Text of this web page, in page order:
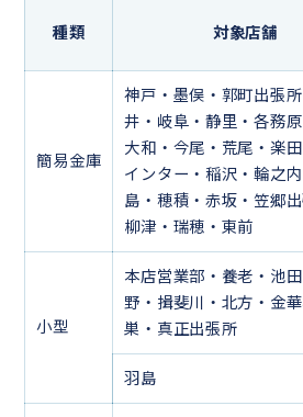
種類 対象店舗
簡易金庫
神戸・墨俣・郭町出張
井・岐阜・静里・各務
大和・今尾・荒尾・楽
インター・稲沢・輪之
島・穂積・赤坂・笠郷出
柳津・瑞穂・東前
小型
本店営業部・養老・池
野・揖斐川・北方・金
巣・真正出張所
羽島